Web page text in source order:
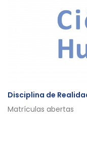
Disciplina de
Matrículas abertas